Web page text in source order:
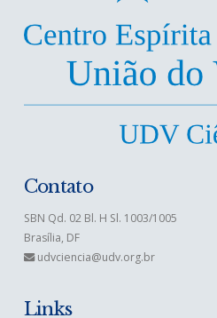
Contato
SBN Qd. 02 Bl. H Sl. 1003/1005
Brasília, DF
udvciencia@udv.org.br
Links